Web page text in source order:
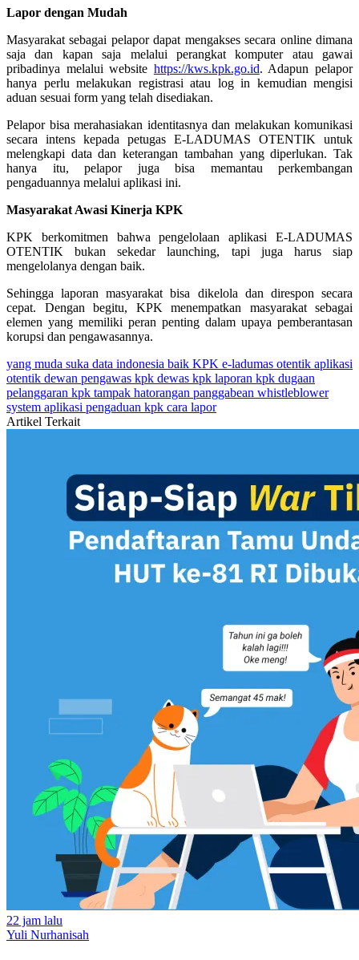
Lapor dengan Mudah
Masyarakat sebagai pelapor dapat mengakses secara online dimana
saja dan kapan saja melalui perangkat komputer atau gawai
pribadinya melalui website https://kws.kpk.go.id. Adapun pelapor
hanya perlu melakukan registrasi atau log in kemudian mengisi
aduan sesuai form yang telah disediakan.
Pelapor bisa merahasiakan identitasnya dan melakukan komunikasi
secara intens kepada petugas E-LADUMAS OTENTIK untuk
melengkapi data dan keterangan tambahan yang diperlukan. Tak
hanya itu, pelapor juga bisa memantau perkembangan
pengaduannya melalui aplikasi ini.
Masyarakat Awasi Kinerja KPK
KPK berkomitmen bahwa pengelolaan aplikasi E-LADUMAS
OTENTIK bukan sekedar launching, tapi juga harus siap
mengelolanya dengan baik.
Sehingga laporan masyarakat bisa dikelola dan direspon secara
cepat. Dengan begitu, KPK menempatkan masyarakat sebagai
elemen yang memiliki peran penting dalam upaya pemberantasan
korupsi dan pengawasannya.
yang muda suka data indonesia baik KPK e-ladumas otentik aplikasi
otentik dewan pengawas kpk dewas kpk laporan kpk dugaan
pelanggaran kpk tampak hatorangan panggabean whistleblower
system aplikasi pengaduan kpk cara lapor
Artikel Terkait
22 jam lalu
Yuli Nurhanisah